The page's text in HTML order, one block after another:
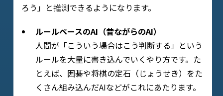
ろう」と推測できるようになります。
ルールベースのAI（昔ながらのAI）
人間が「こういう場合はこう判断する」という
ルールを大量に書き込んでいくやり方です。た
とえば、囲碁や将棋の定石（じょうせき）をた
くさん組み込んだAIなどがこれにあたります。